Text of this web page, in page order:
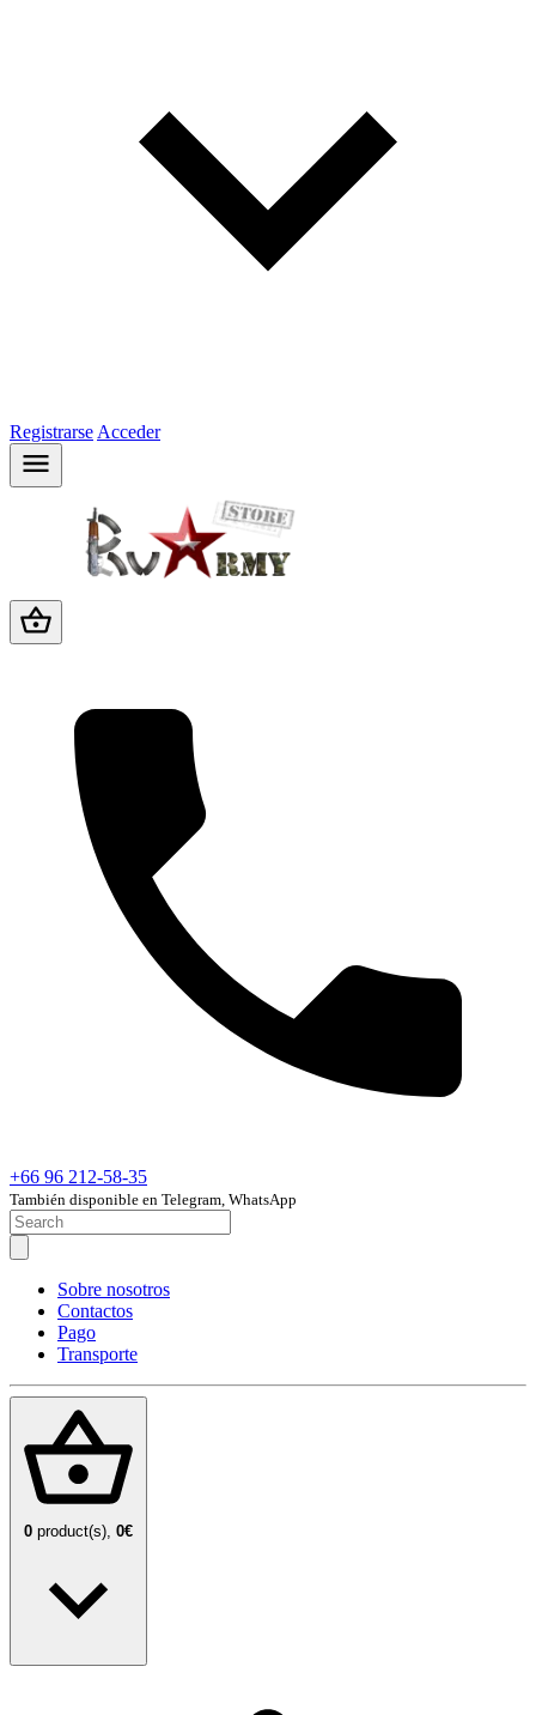
Registrarse Acceder
+66 96 212-58-35
También disponible en Telegram, WhatsApp
Sobre nosotros
Contactos
Pago
Transporte
0 product(s), 0€